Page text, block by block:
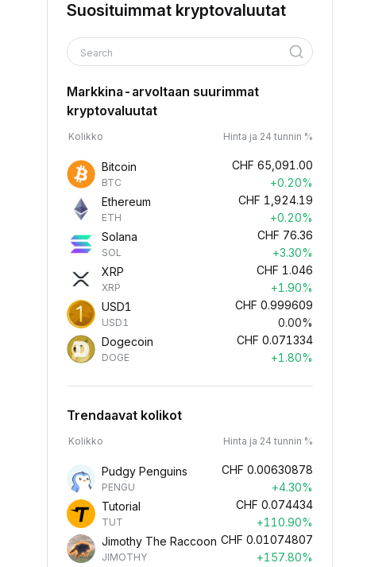
Suosituimmat kryptovaluutat
Search
Markkina-arvoltaan suurimmat
kryptovaluutat
Kolikko Hinta ja 24 tunnin %
Bitcoin
BTC
CHF 65,091.00
+0.20%
Ethereum
ETH
CHF 1,924.19
+0.20%
Solana
SOL
CHF 76.36
+3.30%
XRP
XRP
CHF 1.046
+1.90%
USD1
USD1
CHF 0.999609
0.00%
Dogecoin
DOGE
CHF 0.071334
+1.80%
Trendaavat kolikot
Kolikko Hinta ja 24 tunnin %
Pudgy Penguins
PENGU
CHF 0.00630878
+4.30%
Tutorial
TUT
CHF 0.074434
+110.90%
Jimothy The Raccoon
JIMOTHY
CHF 0.01074807
+157.80%